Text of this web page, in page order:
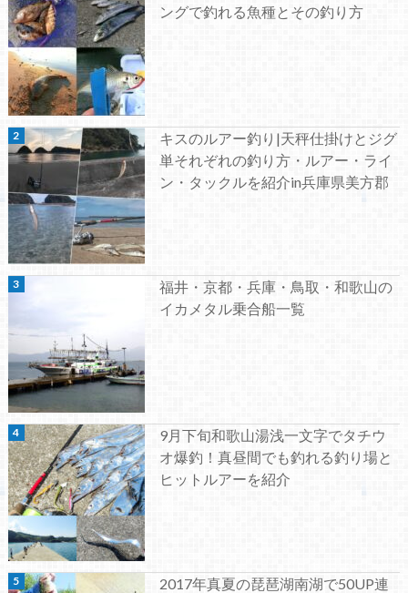
ングで釣れる魚種とその釣り方
キスのルアー釣り|天秤仕掛けとジグ
単それぞれの釣り方・ルアー・ライ
ン・タックルを紹介in兵庫県美方郡
福井・京都・兵庫・鳥取・和歌山の
イカメタル乗合船一覧
9月下旬和歌山湯浅一文字でタチウ
オ爆釣！真昼間でも釣れる釣り場と
ヒットルアーを紹介
2017年真夏の琵琶湖南湖で50UP連